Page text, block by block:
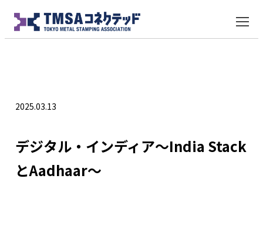
2025.03.13
デジタル・インディア～India Stack
とAadhaar～